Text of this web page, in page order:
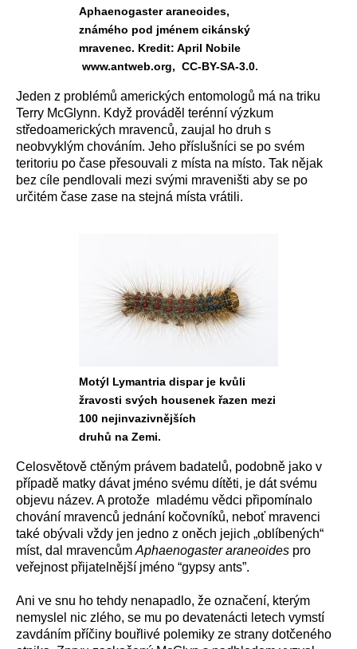
Aphaenogaster araneoides,
známého pod jménem cikánský
mravenec. Kredit: April Nobile
www.antweb.org, CC-BY-SA-3.0.
Jeden z problémů amerických entomologů má na triku
Terry McGlynn. Když prováděl terénní výzkum
středoamerických mravenců, zaujal ho druh s
neobvyklým chováním. Jeho příslušníci se po svém
teritoriu po čase přesouvali z místa na místo. Tak nějak
bez cíle pendlovali mezi svými mraveništi aby se po
určitém čase zase na stejná místa vrátili.
Motýl Lymantria dispar je kvůli
žravosti svých housenek řazen mezi
100 nejinvazivnějších
druhů na Zemi.
Celosvětově ctěným právem badatelů, podobně jako v
případě matky dávat jméno svému dítěti, je dát svému
objevu název. A protože mladému vědci připomínalo
chování mravenců jednání kočovníků, neboť mravenci
také obývali vždy jen jedno z oněch jejich „oblíbených“
míst, dal mravencům Aphaenogaster araneoides pro
veřejnost přijatelnější jméno “gypsy ants”.
Ani ve snu ho tehdy nenapadlo, že označení, kterým
nemyslel nic zlého, se mu po devatenácti letech vymstí
zavdáním příčiny bouřlivé polemiky ze strany dotčeného